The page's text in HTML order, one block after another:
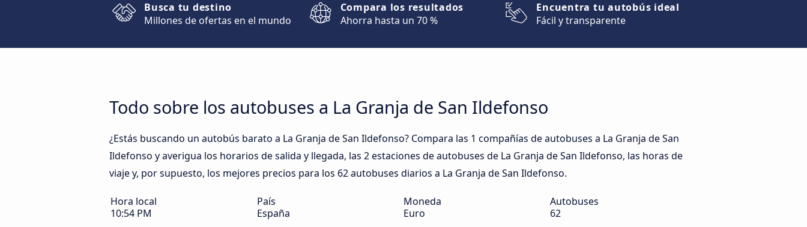
Busca tu destino
Millones de ofertas en el mundo
Compara los resultados
Ahorra hasta un 70 %
Encuentra tu autobús ideal
Fácil y transparente
Todo sobre los autobuses a La Granja de San Ildefonso
¿Estás buscando un autobús barato a La Granja de San Ildefonso? Compara las 1 compañías de autobuses a La Granja de San
Ildefonso y averigua los horarios de salida y llegada, las 2 estaciones de autobuses de La Granja de San Ildefonso, las horas de
viaje y, por supuesto, los mejores precios para los 62 autobuses diarios a La Granja de San Ildefonso.
Hora local
10:54 PM
País
España
Moneda
Euro
Autobuses
62